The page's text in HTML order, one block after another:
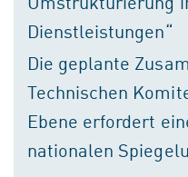
Dienstleistungen“
Die geplante
Technischen
Ebene erfordert
nationalen